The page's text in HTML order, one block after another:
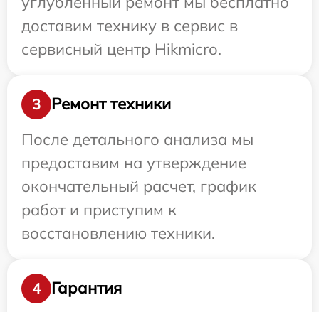
доставим технику в сервис в
сервисный центр Hikmicro.
3
Ремонт техники
После детального анализа мы
предоставим на утверждение
окончательный расчет, график
работ и приступим к
восстановлению техники.
4
Гарантия